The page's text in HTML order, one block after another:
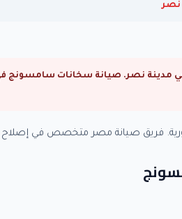
نصر
فريق صيانة مصر متخصص في